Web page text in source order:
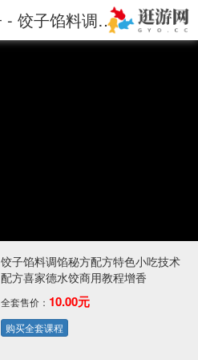
第二集：煮饺子 - 饺子馅料调馅秘方配方特色小吃技术配方喜家德水饺商用教程增香
饺子馅料调馅秘方配方特色小吃技术
配方喜家德水饺商用教程增香
全套售价： 10.00元
购买全套课程